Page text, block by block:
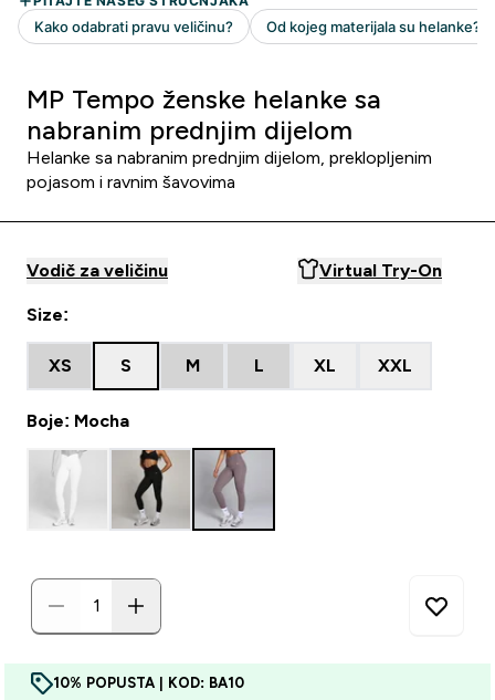
MP Tempo ženske helanke sa
nabranim prednjim dijelom
Helanke sa nabranim prednjim dijelom, preklopljenim
pojasom i ravnim šavovima
Vodič za veličinu Virtual Try-On
Size:
XS S M L XL XXL
Boje: Mocha
10% POPUSTA | KOD: BA10